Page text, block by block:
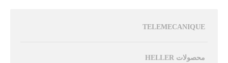
TELEMECANIQUE
محصولات HELLER